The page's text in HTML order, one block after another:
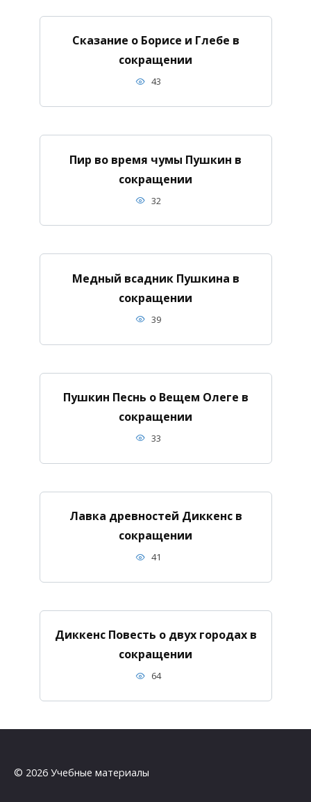
Сказание о Борисе и Глебе в
сокращении
43
Пир во время чумы Пушкин в
сокращении
32
Медный всадник Пушкина в
сокращении
39
Пушкин Песнь о Вещем Олеге в
сокращении
33
Лавка древностей Диккенс в
сокращении
41
Диккенс Повесть о двух городах в
сокращении
64
© 2026 Учебные материалы